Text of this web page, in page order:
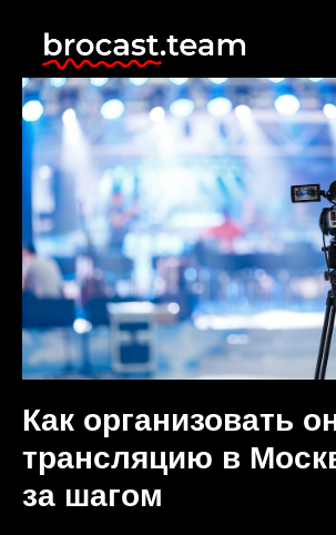
Как организовать
трансляцию в
за шагом